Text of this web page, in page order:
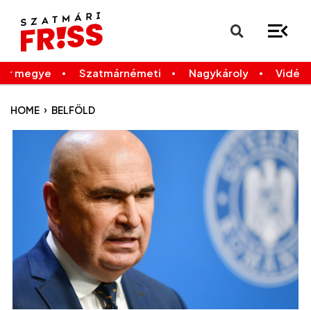
Legfrissebb
megye Szatmárnémeti Nagykároly Vidék
HOME › BELFÖLD